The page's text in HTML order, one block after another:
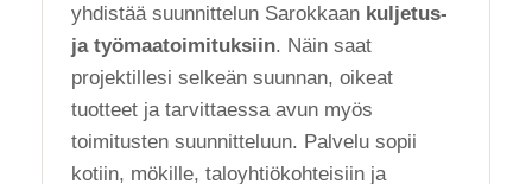
yhdistää suunnittelun Sarokkaan kuljetus-
ja työmaatoimituksiin. Näin saat
projektillesi selkeän suunnan, oikeat
tuotteet ja tarvittaessa avun myös
toimitusten suunnitteluun. Palvelu sopii
kotiin, mökille, taloyhtiökohteisiin ja